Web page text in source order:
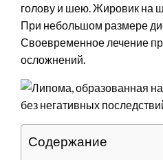
голову и шею. Жировик на
При небольшом размере
Своевременное лечение
осложнений.
Содержание